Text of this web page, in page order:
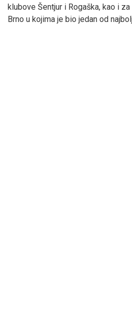
klubove Šentjur i Rogaška, kao i
Brno u kojima je bio jedan od